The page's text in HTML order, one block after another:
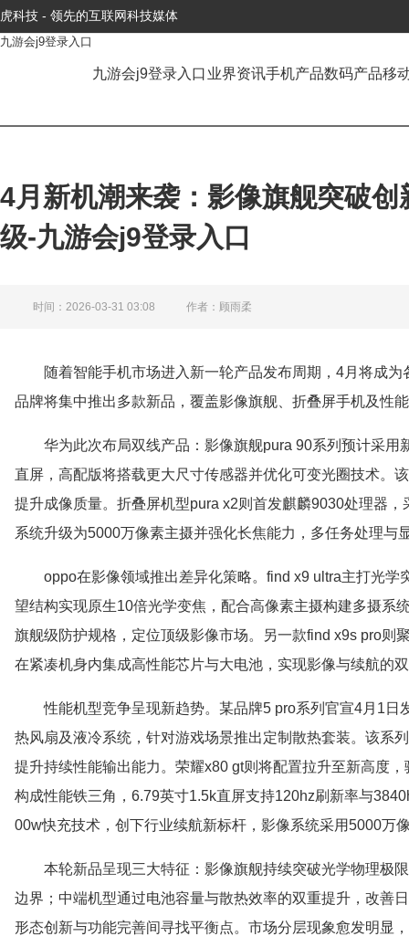
虎科技 - 领先的互联网科技媒体
九游会j9登录入口
九游会j9登录入口 业界资讯手机产品数码产品移
4月新机潮来袭：影像旗舰突破
级-九游会j9登录入口
时间：2026-03-31 03:08 作者：顾雨柔
随着智能手机市场进入新一轮产品发布周期，4月将成
品牌将集中推出多款新品，覆盖影像旗舰、折叠屏手机及性
华为此次布局双线产品：影像旗舰pura 90系列预计采
直屏，高配版将搭载更大尺寸传感器并优化可变光圈技术。
提升成像质量。折叠屏机型pura x2则首发麒麟9030处理器
系统升级为5000万像素主摄并强化长焦能力，多任务处理与
oppo在影像领域推出差异化策略。find x9 ultra主打光
望结构实现原生10倍光学变焦，配合高像素主摄构建多摄系
旗舰级防护规格，定位顶级影像市场。另一款find x9s pro则
在紧凑机身内集成高性能芯片与大电池，实现影像与续航的
性能机型竞争呈现新趋势。某品牌5 pro系列官宣4月1
热风扇及液冷系统，针对游戏场景推出定制散热套装。该系
提升持续性能输出能力。荣耀x80 gt则将配置拉升至新高度
构成性能铁三角，6.79英寸1.5k直屏支持120hz刷新率与
00w快充技术，创下行业续航新标杆，影像系统采用5000万
本轮新品呈现三大特征：影像旗舰持续突破光学物理极
边界；中端机型通过电池容量与散热效率的双重提升，改善
形态创新与功能完善间寻找平衡点。市场分层现象愈发明显